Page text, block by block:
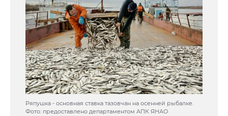
Ряпушка - основная ставка тазовчан на осенней рыбалке.
Фото: предоставлено департаментом АПК ЯНАО